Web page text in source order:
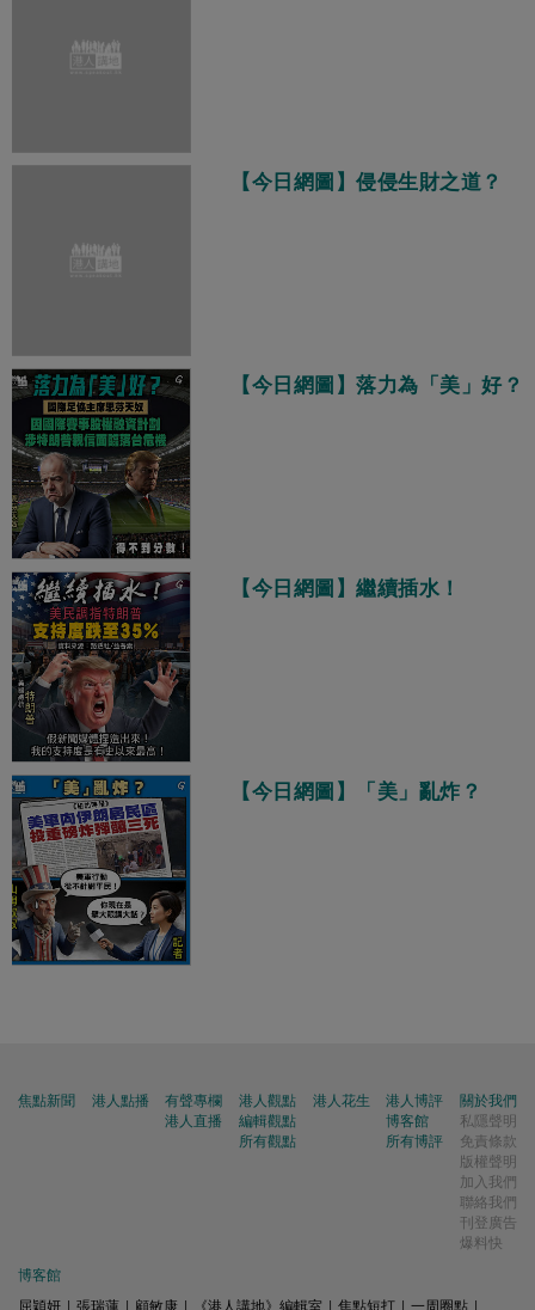
【今日網圖】侵侵生財之道？
【今日網圖】落力為「美」好？
【今日網圖】繼續插水！
【今日網圖】「美」亂炸？
焦點新聞 港人點播
有聲專欄
港人直播
港人觀點
編輯觀點
所有觀點
港人花生
港人博評
博客館
所有博評
關於我們
私隱聲明
免責條款
版權聲明
加入我們
聯絡我們
刊登廣告
爆料快
博客館
屈穎妍
張瑞蓮 顧敏康 《港人講地》編輯室 焦點短打 一周圈點